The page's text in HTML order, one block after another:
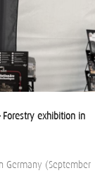
Forestry exhibition in
Germany (September